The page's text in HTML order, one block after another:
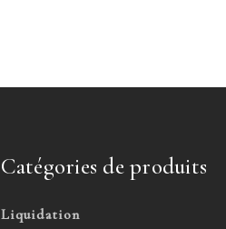
Catégories de produits
Liquidation